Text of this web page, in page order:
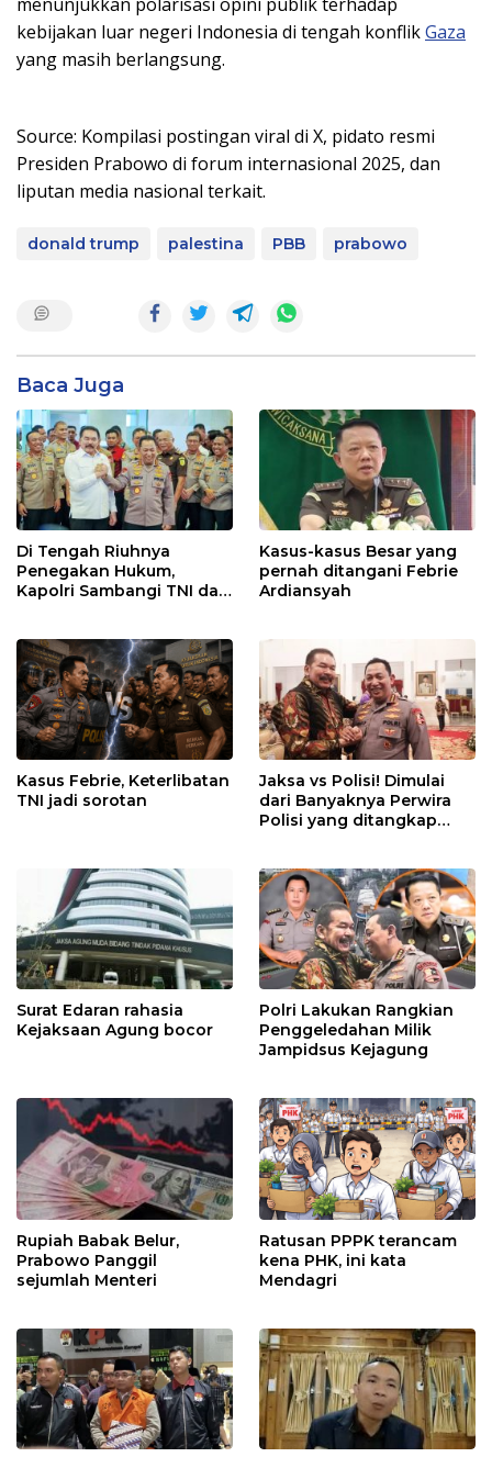
kebijakan luar negeri Indonesia di tengah konflikGaza
yang masih berlangsung.
Source: Kompilasi postingan viral di X, pidato resmi
Presiden Prabowo di forum internasional 2025, dan
liputan media nasional terkait.
donald trump palestina PBB prabowo
Baca Juga
Di Tengah Riuhnya
Penegakan Hukum,
Kapolri Sambangi TNI dan
Kasus-kasus Besar yang
pernah ditangani Febrie
Ardiansyah
Kasus Febrie, Keterlibatan
TNI jadi sorotan
Jaksa vs Polisi! Dimulai
dari Banyaknya Perwira
Polisi yang ditangkap
Surat Edaran rahasia
Kejaksaan Agung bocor
Polri Lakukan Rangkian
Penggeledahan Milik
Jampidsus Kejagung
Rupiah Babak Belur,
Prabowo Panggil
sejumlah Menteri
Ratusan PPPK terancam
kena PHK, ini kata
Mendagri